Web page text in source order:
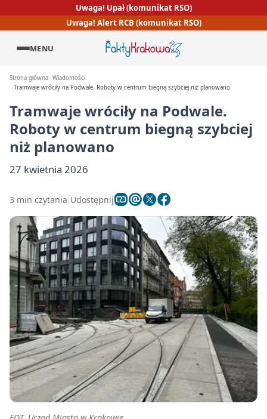
Uwaga! Upał (komunikat RSO)
Uwaga! Alert RCB (komunikat RSO)
MENU
Strona główna Wiadomości
Tramwaje wróciły na Podwale. Roboty w centrum biegną szybciej niż planowano
Tramwaje wróciły na Podwale.
Roboty w centrum biegną szybciej
niż planowano
27 kwietnia 2026
3 min czytania Udostępnij